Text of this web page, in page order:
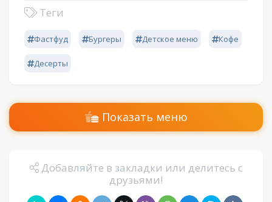
Теги
Фастфуд Бургеры Детское меню Кофе
Десерты
Показать меню
Добавляйте в закладки или делитесь с
друзьями!